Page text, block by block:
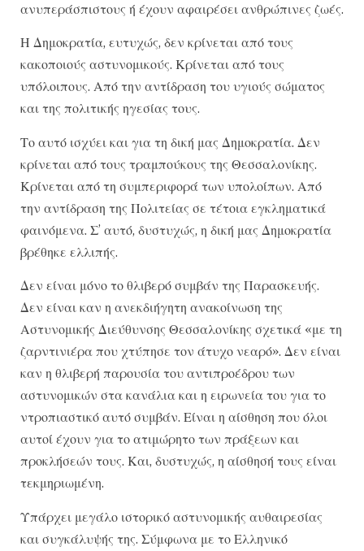
ανυπεράσπιστους ή έχουν αφαιρέσει ανθρώπινες ζωές.
Η Δημοκρατία, ευτυχώς, δεν κρίνεται από τους
κακοποιούς αστυνομικούς. Κρίνεται από τους
υπόλοιπους. Από την αντίδραση του υγιούς σώματος
και της πολιτικής ηγεσίας τους.
Το αυτό ισχύει και για τη δική μας Δημοκρατία. Δεν
κρίνεται από τους τραμπούκους της Θεσσαλονίκης.
Κρίνεται από τη συμπεριφορά των υπολοίπων. Από
την αντίδραση της Πολιτείας σε τέτοια εγκληματικά
φαινόμενα. Σ’ αυτό, δυστυχώς, η δική μας Δημοκρατία
βρέθηκε ελλιπής.
Δεν είναι μόνο το θλιβερό συμβάν της Παρασκευής.
Δεν είναι καν η ανεκδιήγητη ανακοίνωση της
Αστυνομικής Διεύθυνσης Θεσσαλονίκης σχετικά «με τη
ζαρντινιέρα που χτύπησε τον άτυχο νεαρό». Δεν είναι
καν η θλιβερή παρουσία του αντιπροέδρου των
αστυνομικών στα κανάλια και η ειρωνεία του για το
ντροπιαστικό αυτό συμβάν. Είναι η αίσθηση που όλοι
αυτοί έχουν για το ατιμώρητο των πράξεων και
προκλήσεών τους. Και, δυστυχώς, η αίσθησή τους είναι
τεκμηριωμένη.
Υπάρχει μεγάλο ιστορικό αστυνομικής αυθαιρεσίας
και συγκάλυψής της. Σύμφωνα με το Ελληνικό